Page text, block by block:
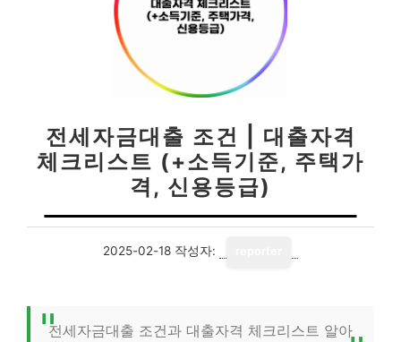
전세자금대출 조건 | 대출자격
체크리스트 (+소득기준, 주택가
격, 신용등급)
2025-02-18 작성자:
전세자금대출 조건과 대출자격 체크리스트 알아